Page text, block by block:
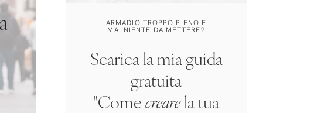
ARMADIO TROPPO PIENO E
MAI NIENTE DA METTERE?
Scarica la mia guida
gratuita
"Comecrearela tua